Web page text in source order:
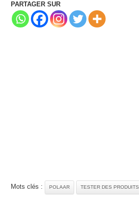
PARTAGER SUR
Mots clés : POLAAR TESTER DES PRODUITS